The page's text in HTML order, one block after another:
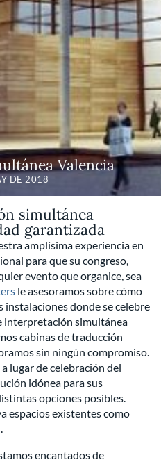
Valencia
DE 2018
simultánea
garantizada
amplísima experiencia en
para que su congreso,
evento que organice, sea
le asesoramos sobre cómo
instalaciones donde se celebre
interpretación simultánea
cabinas de traducción
sin ningún compromiso.
lugar de celebración del
idónea para sus
opciones posibles.
espacios existentes como
encantados de